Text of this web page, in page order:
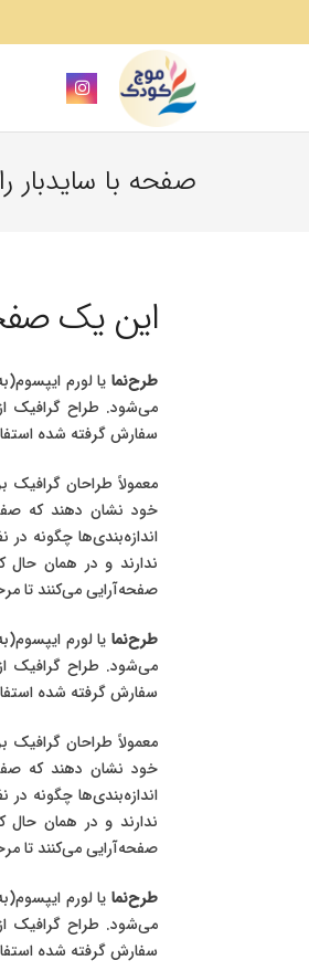
صفحه با سایدبار
این یک
طرح‌نمایا لورم
می‌شود. طراح گرافیک
سفارش گرفته شده
معمولاً طراحان
خود نشان دهند که
اندازه‌بندی‌ها چگونه
ندارند و در همان حال
صفحه‌آرایی می‌کنند تا
طرح‌نمایا لورم
می‌شود. طراح گرافیک
سفارش گرفته شده
معمولاً طراحان
خود نشان دهند که
اندازه‌بندی‌ها چگونه
ندارند و در همان حال
صفحه‌آرایی می‌کنند تا
طرح‌نمایا لورم
می‌شود. طراح گرافیک
سفارش گرفته شده